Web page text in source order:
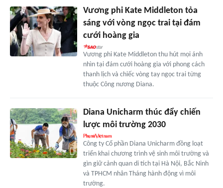
Vương phi Kate Middleton tỏa
sáng với vòng ngọc trai tại đám
cưới hoàng gia
Vương phi Kate Middleton thu hút mọi ánh
nhìn tại đám cưới hoàng gia với phong cách
thanh lịch và chiếc vòng tay ngọc trai từng
thuộc Công nương Diana.
Diana Unicharm thúc đẩy chiến
lược môi trường 2030
Công ty Cổ phần Diana Unicharm đồng loạt
triển khai chương trình vệ sinh môi trường và
gìn giữ cảnh quan di tích tại Hà Nội, Bắc Ninh
và TPHCM nhân Tháng hành động vì môi
trường.